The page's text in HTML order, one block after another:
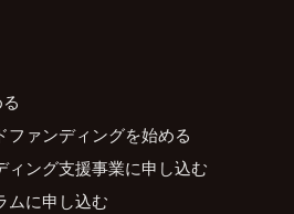
ァンディングを始める
ィング支援事業に申し込む
ムに申し込む